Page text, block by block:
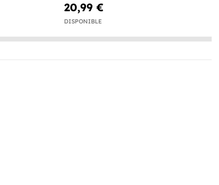
20,99 €
DISPONIBLE